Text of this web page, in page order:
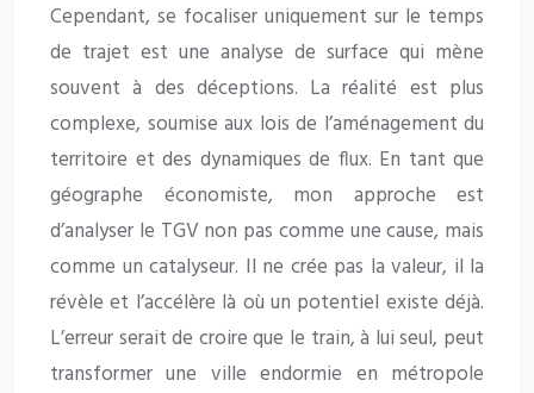
Cependant, se focaliser uniquement sur le temps
de trajet est une analyse de surface qui mène
souvent à des déceptions. La réalité est plus
complexe, soumise aux lois de l’aménagement du
territoire et des dynamiques de flux. En tant que
géographe économiste, mon approche est
d’analyser le TGV non pas comme une cause, mais
comme un catalyseur. Il ne crée pas la valeur, il la
révèle et l’accélère là où un potentiel existe déjà.
L’erreur serait de croire que le train, à lui seul, peut
transformer une ville endormie en métropole